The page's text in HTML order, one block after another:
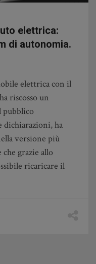
elettrica:
di autonomia.
elettrica con il
riscosso un
pubblico
dichiarazioni, ha
versione più
grazie allo
ricaricare il